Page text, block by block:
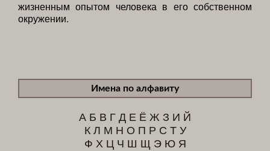
жизненным опытом человека в его собственном
окружении.
Имена по алфавиту
А Б В ГД Е Ё Ж З И Й
К Л М Н О П Р С Т У
Ф Х Ц Ч Ш Щ Э Ю Я